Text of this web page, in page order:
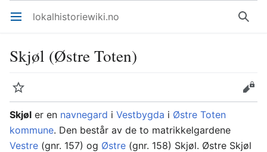
Åpne hovedmenyen lokalhistoriewiki.no Søk
Skjøl (Østre Toten)
Overvåk
Rediger
Skjøl er en navnegard i Vestbygda i Østre Toten
kommune. Den består av de to matrikkelgardene
Vestre (gnr. 157) og Østre (gnr. 158) Skjøl. Østre Skjøl